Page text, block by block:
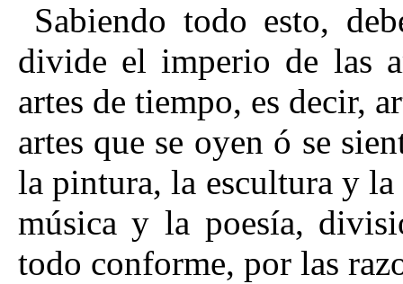
Sabiendo todo esto,
divide el imperio de las
artes de tiempo, es decir,
artes que se oyen ó se
la pintura, la escultura y
música y la poesía,
todo conforme, por las